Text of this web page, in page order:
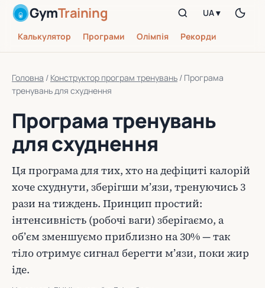
GymTraining
Калькулятор Програми Олімпія Рекорди
UA ▾
Головна / Конструктор програм тренувань / Програма
тренувань для схуднення
Програма тренувань
для схуднення
Ця програма для тих, хто на дефіциті калорій
хоче схуднути, зберігши м’язи, тренуючись 3
рази на тиждень. Принцип простий:
інтенсивність (робочі ваги) зберігаємо, а
об’єм зменшуємо приблизно на 30% — так
тіло отримує сигнал берегти м’язи, поки жир
іде.